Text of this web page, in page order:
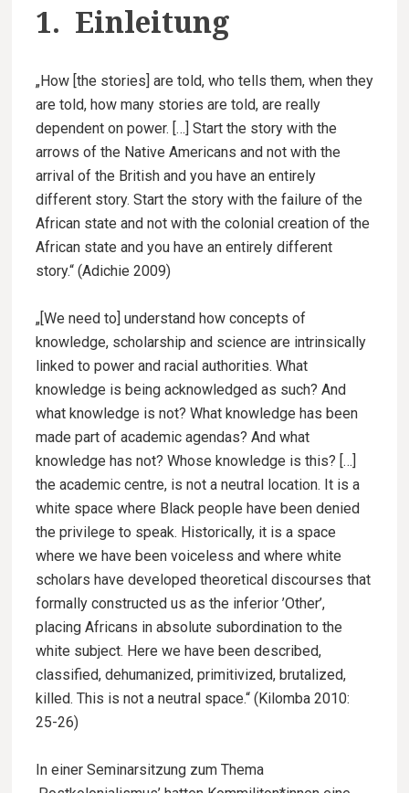
1. Einleitung
„How [the stories] are told, who tells them, when they
are told, how many stories are told, are really
dependent on power. […] Start the story with the
arrows of the Native Americans and not with the
arrival of the British and you have an entirely
different story. Start the story with the failure of the
African state and not with the colonial creation of the
African state and you have an entirely different
story.“ (Adichie 2009)
„[We need to] understand how concepts of
knowledge, scholarship and science are intrinsically
linked to power and racial authorities. What
knowledge is being acknowledged as such? And
what knowledge is not? What knowledge has been
made part of academic agendas? And what
knowledge has not? Whose knowledge is this? […]
the academic centre, is not a neutral location. It is a
white space where Black people have been denied
the privilege to speak. Historically, it is a space
where we have been voiceless and where white
scholars have developed theoretical discourses that
formally constructed us as the inferior ’Other’,
placing Africans in absolute subordination to the
white subject. Here we have been described,
classified, dehumanized, primitivized, brutalized,
killed. This is not a neutral space.“ (Kilomba 2010:
25-26)
In einer Seminarsitzung zum Thema